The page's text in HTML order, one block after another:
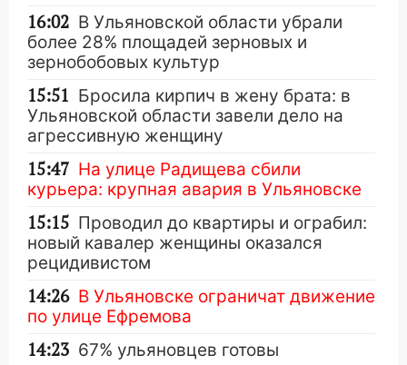
16:02 В Ульяновской области убрали
более 28% площадей зерновых и
зернобобовых культур
15:51 Бросила кирпич в жену брата: в
Ульяновской области завели дело на
агрессивную женщину
15:47 На улице Радищева сбили
курьера: крупная авария в Ульяновске
15:15 Проводил до квартиры и ограбил:
новый кавалер женщины оказался
рецидивистом
14:26 В Ульяновске ограничат движение
по улице Ефремова
14:23 67% ульяновцев готовы